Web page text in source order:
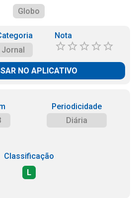
Globo
Jornal
Nota
NO APLICATIVO
Periodicidade
Diária
Classificação
L